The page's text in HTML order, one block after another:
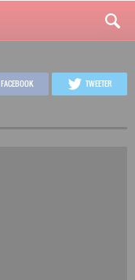
FACEBOOK TWEETER